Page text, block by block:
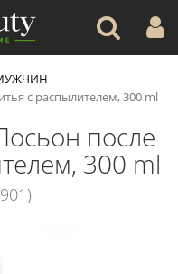
с распылителем, 300 ml
после
300 ml